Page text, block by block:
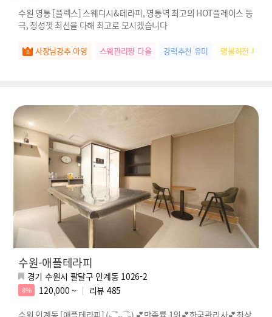
수원 영통 [플렉스] 스웨디시&테라피, 영통역 최고의 HOT플레이스 등
극, 정성껏 최선을 다해 최고로 모시겠습니다
사장님강추 아영 스웨관리짱 다올 강력추천 유미 명불허전 루아
수원-애플테라피
경기 수원시 팔달구 인계동 1026-2
8% 120,000 ~ 리뷰 485
수원 인계동 [애플테라피] (˵¯͒⌄¯͒˵) 💕만족률 1위💕한국관리사💕최상